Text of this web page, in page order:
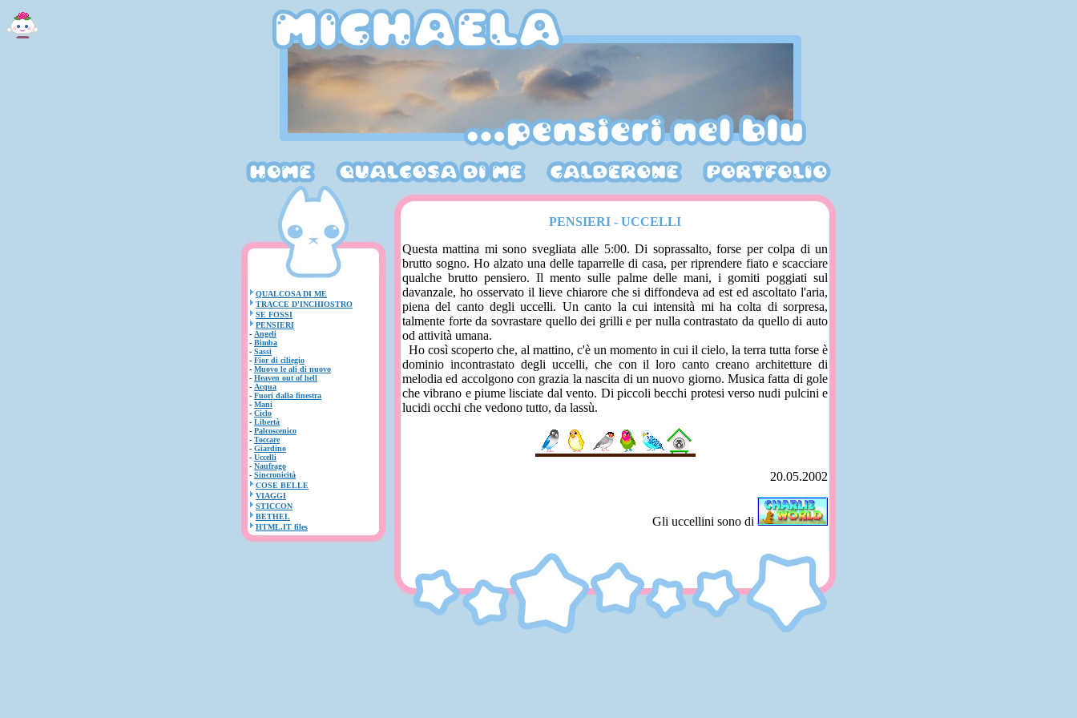
QUALCOSA DI ME
TRACCE D'INCHIOSTRO
SE FOSSI
PENSIERI
- Angeli
- Bimba
- Sassi
- Fior di ciliegio
- Muovo le ali di nuovo
- Heaven out of hell
- Acqua
- Fuori dalla finestra
- Mani
- Ciclo
- Libertà
- Palcoscenico
- Toccare
- Giardino
- Uccelli
- Naufrago
- Sincronicità
COSE BELLE
VIAGGI
STICCON
BETHEL
HTML.IT files
PENSIERI - UCCELLI
Questa mattina mi sono svegliata alle 5:00. Di soprassalto, forse per colpa di un
brutto sogno. Ho alzato una delle taparrelle di casa, per riprendere fiato e scacciare
qualche brutto pensiero. Il mento sulle palme delle mani, i gomiti poggiati sul
davanzale, ho osservato il lieve chiarore che si diffondeva ad est ed ascoltato l'aria,
piena del canto degli uccelli. Un canto la cui intensità mi ha colta di sorpresa,
talmente forte da sovrastare quello dei grilli e per nulla contrastato da quello di auto
od attività umana.
Ho così scoperto che, al mattino, c'è un momento in cui il cielo, la terra tutta forse è
dominio incontrastato degli uccelli, che con il loro canto creano architetture di
melodia ed accolgono con grazia la nascita di un nuovo giorno. Musica fatta di gole
che vibrano e piume lisciate dal vento. Di piccoli becchi protesi verso nudi pulcini e
lucidi occhi che vedono tutto, da lassù.
20.05.2002
Gli uccellini sono di